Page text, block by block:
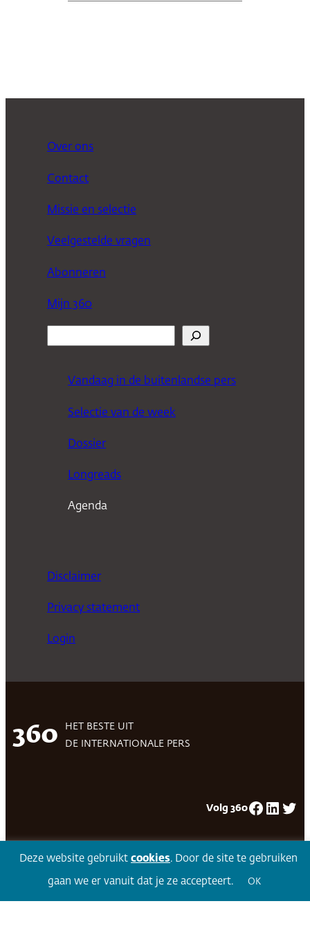
Over ons
Contact
Missie en selectie
Veelgestelde vragen
Abonneren
Mijn 360
Vandaag in de buitenlandse pers
Selectie van de week
Dossier
Longreads
Agenda
Disclaimer
Privacy statement
Login
360
HET BESTE UIT
DE INTERNATIONALE PERS
Volg 360Facebook LinkedIn Twitter
Deze website gebruikt cookies. Door de site te gebruiken
gaan we er vanuit dat je ze accepteert. OK